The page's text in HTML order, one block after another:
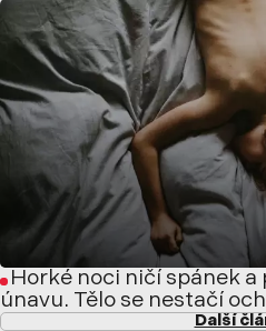
Horké noci ničí spánek
únavu. Tělo se nestačí
Další